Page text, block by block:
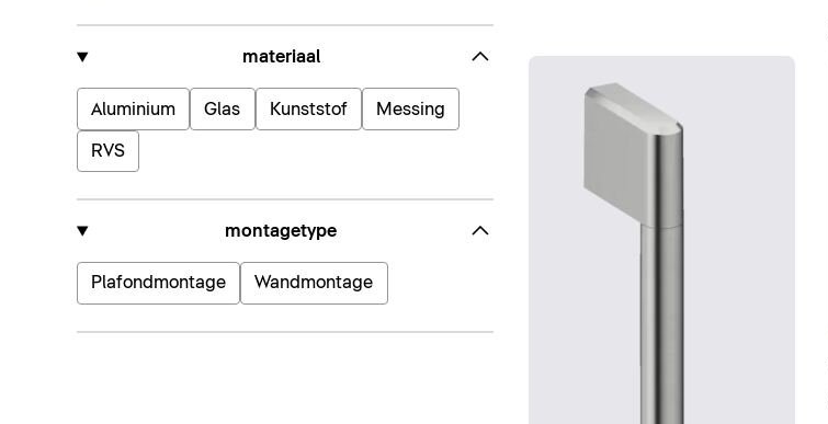
materiaal
Aluminium Glas Kunststof Messing
RVS
montagetype
Plafondmontage Wandmontage